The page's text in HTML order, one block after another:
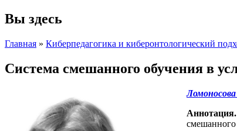
Вы здесь
Главная » Киберпедагогика и киберонтологический
Система смешанного обучения в
Аннотация.
смешанного